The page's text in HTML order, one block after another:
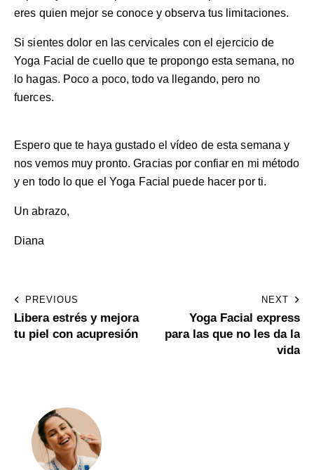
eres quien mejor se conoce y observa tus limitaciones.
Si sientes dolor en las cervicales con el ejercicio de
Yoga Facial de cuello que te propongo esta semana, no
lo hagas. Poco a poco, todo va llegando, pero no
fuerces.
Espero que te haya gustado el vídeo de esta semana y
nos vemos muy pronto. Gracias por confiar en mi método
y en todo lo que el Yoga Facial puede hacer por ti.
Un abrazo,
Diana
PREVIOUS
Libera estrés y mejora
tu piel con acupresión
NEXT
Yoga Facial express
para las que no les da la
vida